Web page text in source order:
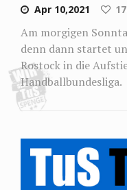
Apr 10,2021
Am morgigen
denn dann startet
Rostock in die
Handballbundesliga.